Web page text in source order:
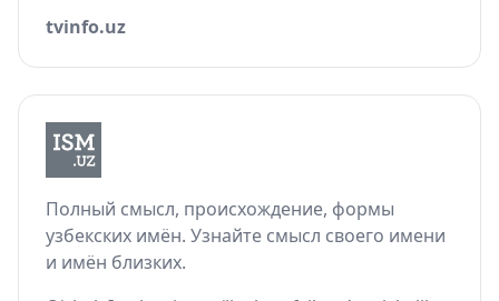
tvinfo.uz
Полный смысл, происхождение, формы
узбекских имён. Узнайте смысл своего имени
и имён близких.